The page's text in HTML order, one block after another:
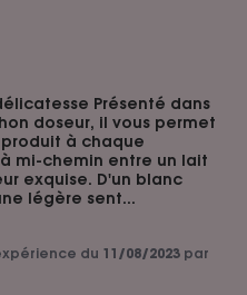
Présenté dans
doseur, il vous permet
à chaque
mi-chemin entre un lait
exquise. D'un blanc
légère sent...
du 11/08/2023 par